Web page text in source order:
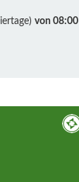
von